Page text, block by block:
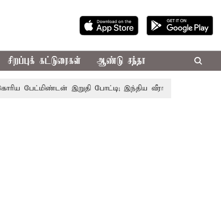
சிறப்புக் கட்டுரைகள் ஆண்டு சந்தா
பேட்மிண்டன் இறுதி போட்டி; இந்திய வீராங்கனை சாம்பியன்